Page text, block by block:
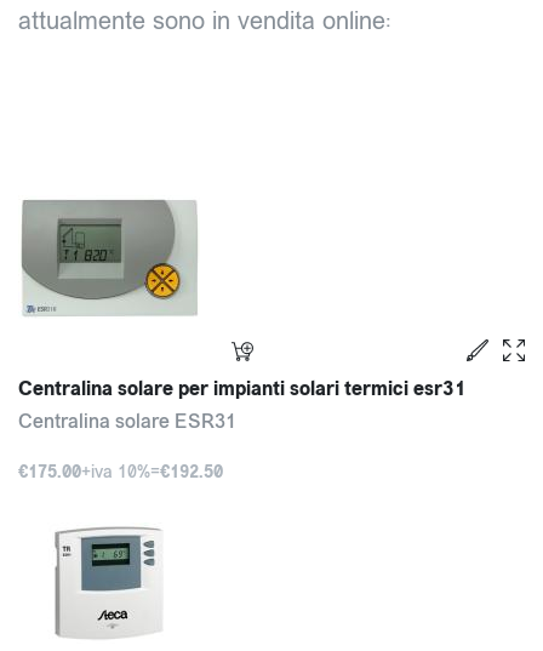
attualmente sono in vendita online:
Centralina solare per impianti solari termici esr31
Centralina solare ESR31
€175.00+iva 10%=€192.50